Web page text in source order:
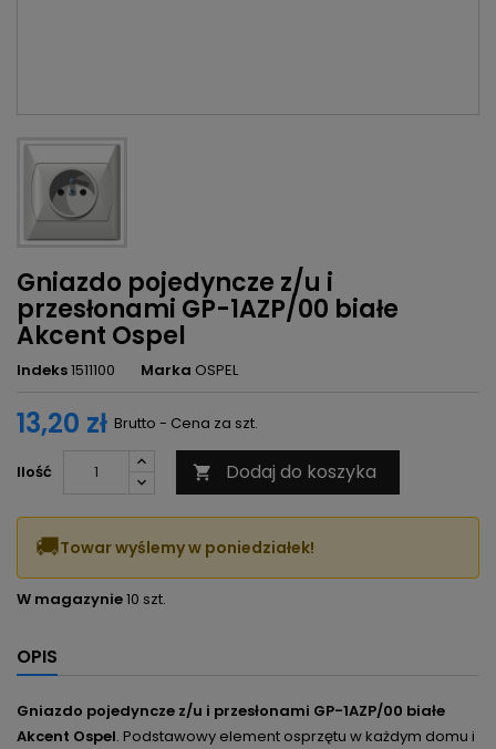
Gniazdo pojedyncze z/u i
przesłonami GP-1AZP/00 białe
Akcent Ospel
Indeks1511100 Marka OSPEL
13,20 zł Brutto - Cena za szt.
Ilość  Dodaj do koszyka
🚚Towar wyślemy w poniedziałek!
W magazynie10 szt.
OPIS
Gniazdo pojedyncze z/u i przesłonami GP-1AZP/00 białe
Akcent Ospel. Podstawowy element osprzętu w każdym domu i